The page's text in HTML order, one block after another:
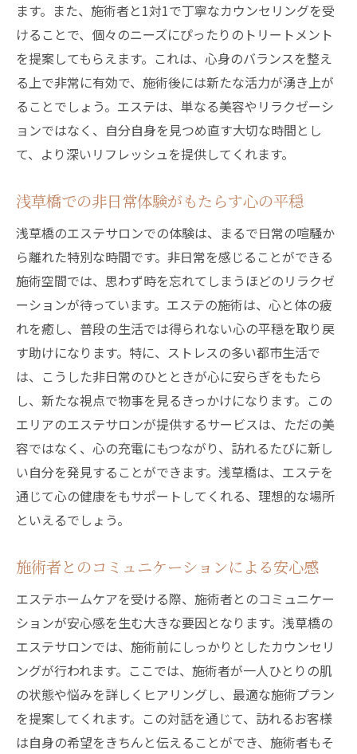
ます。また、施術者と1対1で丁寧なカウンセリングを受
けることで、個々のニーズにぴったりのトリートメント
を提案してもらえます。これは、心身のバランスを整え
る上で非常に有効で、施術後には新たな活力が湧き上が
ることでしょう。エステは、単なる美容やリラクゼーシ
ョンではなく、自分自身を見つめ直す大切な時間とし
て、より深いリフレッシュを提供してくれます。
浅草橋での非日常体験がもたらす心の平穏
浅草橋のエステサロンでの体験は、まるで日常の喧騒か
ら離れた特別な時間です。非日常を感じることができる
施術空間では、思わず時を忘れてしまうほどのリラクゼ
ーションが待っています。エステの施術は、心と体の疲
れを癒し、普段の生活では得られない心の平穏を取り戻
す助けになります。特に、ストレスの多い都市生活で
は、こうした非日常のひとときが心に安らぎをもたら
し、新たな視点で物事を見るきっかけになります。この
エリアのエステサロンが提供するサービスは、ただの美
容ではなく、心の充電にもつながり、訪れるたびに新し
い自分を発見することができます。浅草橋は、エステを
通じて心の健康をもサポートしてくれる、理想的な場所
といえるでしょう。
施術者とのコミュニケーションによる安心感
エステホームケアを受ける際、施術者とのコミュニケー
ションが安心感を生む大きな要因となります。浅草橋の
エステサロンでは、施術前にしっかりとしたカウンセリ
ングが行われます。ここでは、施術者が一人ひとりの肌
の状態や悩みを詳しくヒアリングし、最適な施術プラン
を提案してくれます。この対話を通じて、訪れるお客様
は自身の希望をきちんと伝えることができ、施術者もそ